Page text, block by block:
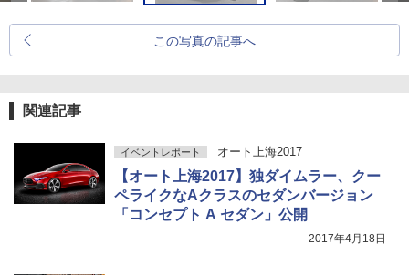
この写真の記事へ
関連記事
イベントレポート オート上海2017
【オート上海2017】独ダイムラー、クー
ペライクなAクラスのセダンバージョン
「コンセプト A セダン」公開
2017年4月18日